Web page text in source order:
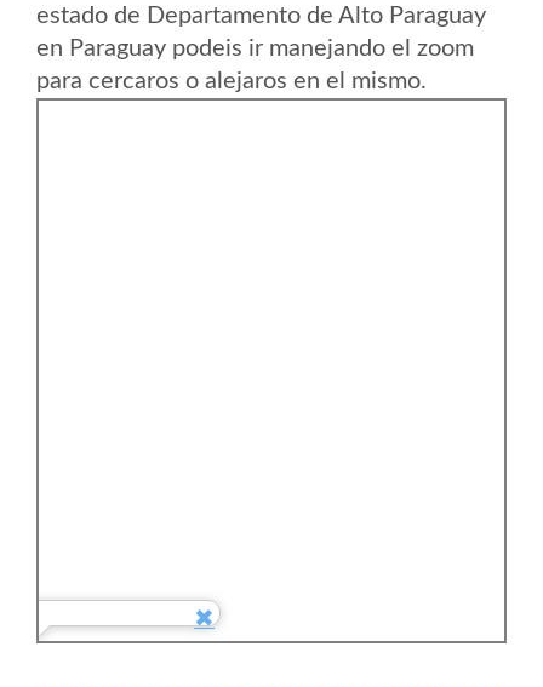
estado de Departamento de Alto Paraguay
en Paraguay podeis ir manejando el zoom
para cercaros o alejaros en el mismo.